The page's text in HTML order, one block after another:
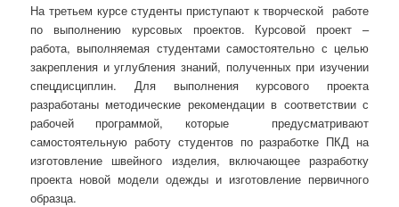
На третьем курсе студенты приступают к творческой работе
по выполнению курсовых проектов. Курсовой проект –
работа, выполняемая студентами самостоятельно с целью
закрепления и углубления знаний, полученных при изучении
спецдисциплин. Для выполнения курсового проекта
разработаны методические рекомендации в соответствии с
рабочей программой, которые предусматривают
самостоятельную работу студентов по разработке ПКД на
изготовление швейного изделия, включающее разработку
проекта новой модели одежды и изготовление первичного
образца.